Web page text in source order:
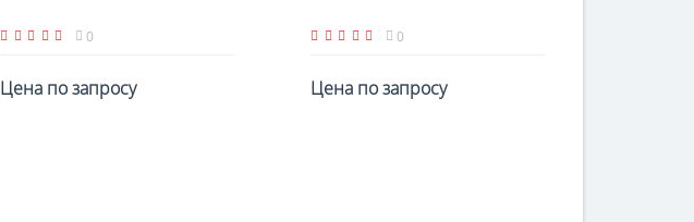
0
Цена по запросу
0
Цена по запросу